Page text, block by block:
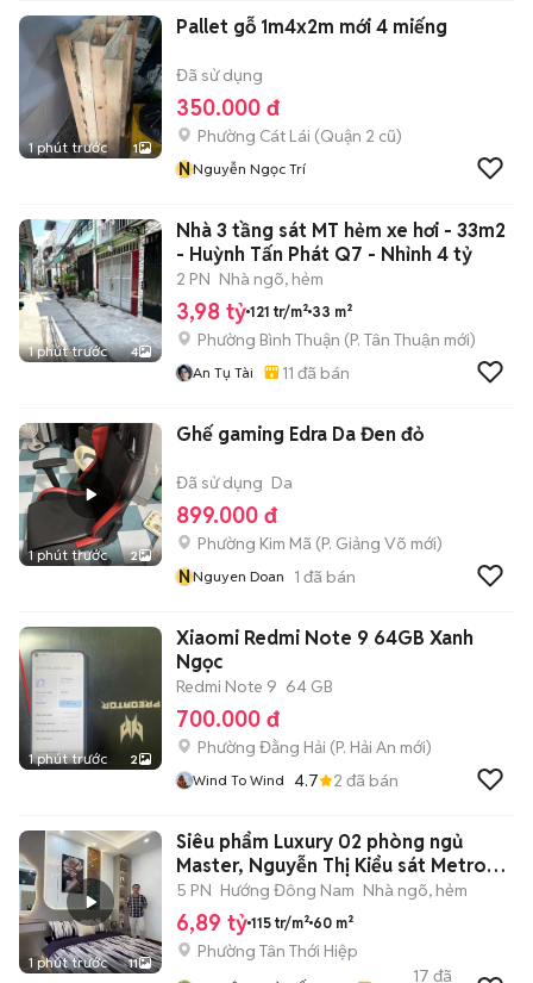
1 phút trước 1
Pallet gỗ 1m4x2m mới 4 miếng
Đã sử dụng
350.000 đ
Phường Cát Lái (Quận 2 cũ)
NNguyễn Ngọc Trí
1 phút trước 4
Nhà 3 tầng sát MT hẻm xe hơi - 33m2
- Huỳnh Tấn Phát Q7 - Nhỉnh 4 tỷ
2 PN Nhà ngõ, hẻm
3,98 tỷ 121 tr/m² 33 m²
Phường Bình Thuận (P. Tân Thuận mới)
An Tụ Tài 11 đã bán
1 phút trước 2
Ghế gaming Edra Da Đen đỏ
Đã sử dụng Da
899.000 đ
Phường Kim Mã (P. Giảng Võ mới)
NNguyen Doan 1 đã bán
1 phút trước 2
Xiaomi Redmi Note 9 64GB Xanh
Ngọc
Redmi Note 9 64 GB
700.000 đ
Phường Đằng Hải (P. Hải An mới)
Wind To Wind 4.7 2 đã bán
1 phút trước 11
Siêu phẩm Luxury 02 phòng ngủ
Master, Nguyễn Thị Kiểu sát Metro
Gò vấp
5 PN Hướng Đông Nam Nhà ngõ, hẻm
6,89 tỷ 115 tr/m² 60 m²
Phường Tân Thới Hiệp
17 đã